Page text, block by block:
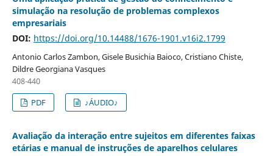
simulação na resolução de problemas complexos
empresariais
DOI: https://doi.org/10.14488/1676-1901.v16i2.1799
Antonio Carlos Zambon, Gisele Busichia Baioco, Cristiano Chiste,
Dildre Georgiana Vasques
408-440
PDF
♪ÁUDIO♪
Avaliação da interação entre sujeitos em diferentes faixas
etárias e manual de instruções de aparelhos celulares